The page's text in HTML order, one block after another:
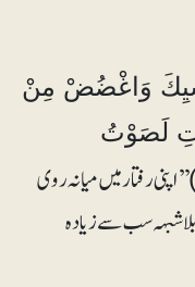
وَاغْضُضْ مِنْ
لَصَوْتُ
’’اپنی رفتار میں میانہ روی
بلاشبہہ سب سے زیادہ